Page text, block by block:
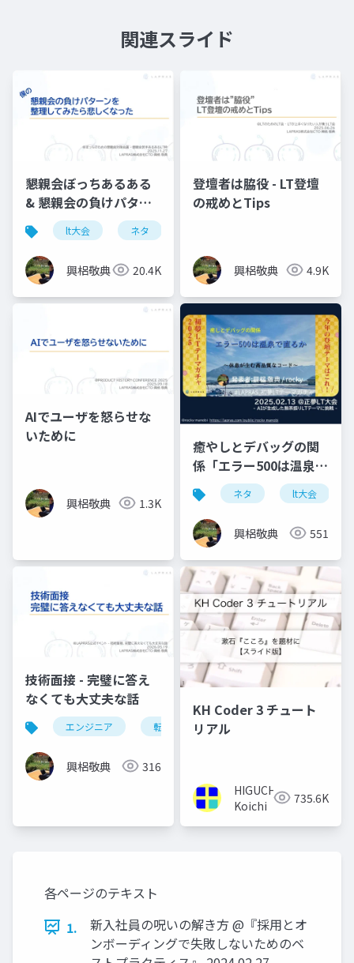
関連スライド
懇親会ぼっちあるある
& 懇親会の負けパター
ンを 整理してみた悲し
くなった
lt大会 ネタ
興梠敬典 20.4K
登壇者は脇役 - LT登壇
の戒めとTips
興梠敬典 4.9K
AIでユーザを怒らせな
いために
興梠敬典 1.3K
癒やしとデバッグの関
係「エラー500は温泉で
直るか」休息が生む高
品質なコード
ネタ lt大会
興梠敬典 551
技術面接 - 完璧に答え
なくても大丈夫な話
エンジニア 転職 面接
興梠敬典 316
KH Coder 3 チュート
リアル
HIGUCHI
Koichi
735.6K
各ページのテキスト
1.
新入社員の呪いの解き方 @『採用とオ
ンボーディングで失敗しないためのベ